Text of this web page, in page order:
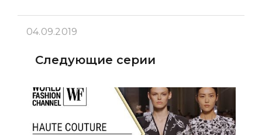
04.09.2019
Следующие серии